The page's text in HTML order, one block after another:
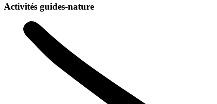
Activités guides-nature